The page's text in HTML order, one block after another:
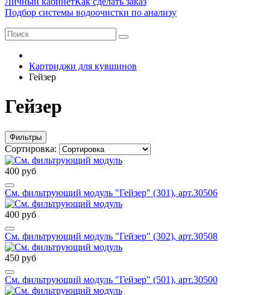
Подбор системы водоочистки по анализу
Картриджи для кувшинов
Гейзер
Гейзер
Фильтры
Сортировка:
400 руб
См. фильтрующий модуль "Гейзер" (301), арт.30506
400 руб
См. фильтрующий модуль "Гейзер" (302), арт.30508
450 руб
См. фильтрующий модуль "Гейзер" (501), арт.30500